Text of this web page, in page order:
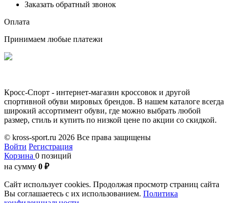
Заказать обратный звонок
Оплата
Принимаем любые платежи
Кросс-Спорт - интернет-магазин кроссовок и другой
спортивной обуви мировых брендов. В нашем каталоге всегда
широкий ассортимент обуви, где можно выбрать любой
размер, стиль и купить по низкой цене по акции со скидкой.
© kross-sport.ru 2026 Все права защищены
Войти Регистрация
Корзина 0 позиций
на сумму 0 ₽
Сайт использует cookies. Продолжая просмотр страниц сайта
Вы соглашаетесь с их использованием. Политика